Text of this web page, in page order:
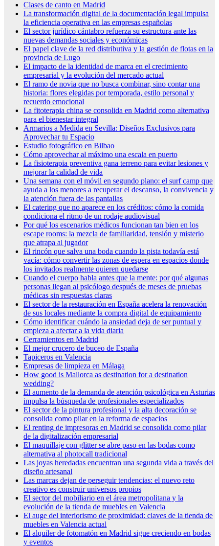
Clases de canto en Madrid
La transformación digital de la documentación legal impulsa
la eficiencia operativa en las empresas españolas
El sector jurídico cántabro refuerza su estructura ante las
nuevas demandas sociales y económicas
El papel clave de la red distributiva y la gestión de flotas en la
provincia de Lugo
El impacto de la identidad de marca en el crecimiento
empresarial y la evolución del mercado actual
El ramo de novia que no busca combinar, sino contar una
historia: flores elegidas por temporada, estilo personal y
recuerdo emocional
La fitoterapia china se consolida en Madrid como alternativa
para el bienestar integral
Armarios a Medida en Sevilla: Diseños Exclusivos para
Aprovechar tu Espacio
Estudio fotográfico en Bilbao
Cómo aprovechar al máximo una escala en puerto
La fisioterapia preventiva gana terreno para evitar lesiones y
mejorar la calidad de vida
Una semana con el móvil en segundo plano: el surf camp que
ayuda a los menores a recuperar el descanso, la convivencia y
la atención fuera de las pantallas
El catering que no aparece en los créditos: cómo la comida
condiciona el ritmo de un rodaje audiovisual
Por qué los escenarios médicos funcionan tan bien en los
escape rooms: la mezcla de familiaridad, tensión y misterio
que atrapa al jugador
El rincón que salva una boda cuando la pista todavía está
vacía: cómo convertir las zonas de espera en espacios donde
los invitados realmente quieren quedarse
Cuando el cuerpo habla antes que la mente: por qué algunas
personas llegan al psicólogo después de meses de pruebas
médicas sin respuestas claras
El sector de la restauración en España acelera la renovación
de sus locales mediante la compra digital de equipamiento
Cómo identificar cuándo la ansiedad deja de ser puntual y
empieza a afectar a la vida diaria
Cerramientos en Madrid
El mejor crucero de buceo de España
Tapiceros en Valencia
Empresas de limpieza en Málaga
How good is Mallorca as destination for a destination
wedding?
El aumento de la demanda de atención psicológica en Asturias
impulsa la búsqueda de profesionales especializados
El sector de la pintura profesional y la alta decoración se
consolida como pilar en la reforma de espacios
El renting de impresoras en Madrid se consolida como pilar
de la digitalización empresarial
El maquillaje con glitter se abre paso en las bodas como
alternativa al photocall tradicional
Las joyas heredadas encuentran una segunda vida a través del
diseño artesanal
Las marcas dejan de perseguir tendencias: el nuevo reto
creativo es construir universos propios
El sector del mobiliario en el área metropolitana y la
evolución de la tienda de muebles en Valencia
El auge del interiorismo de proximidad: claves de la tienda de
muebles en Valencia actual
El alquiler de fotomatón en Madrid sigue creciendo en bodas
y eventos